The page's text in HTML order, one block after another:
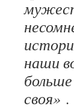
наши
своя» .